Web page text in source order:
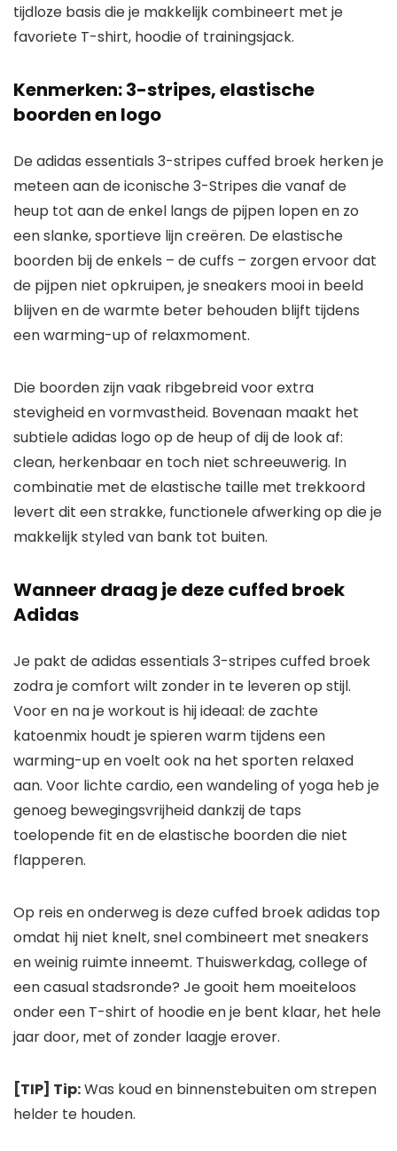
tijdloze basis die je makkelijk combineert met je
favoriete T-shirt, hoodie of trainingsjack.
Kenmerken: 3-stripes, elastische
boorden en logo
De adidas essentials 3-stripes cuffed broek herken je
meteen aan de iconische 3-Stripes die vanaf de
heup tot aan de enkel langs de pijpen lopen en zo
een slanke, sportieve lijn creëren. De elastische
boorden bij de enkels – de cuffs – zorgen ervoor dat
de pijpen niet opkruipen, je sneakers mooi in beeld
blijven en de warmte beter behouden blijft tijdens
een warming-up of relaxmoment.
Die boorden zijn vaak ribgebreid voor extra
stevigheid en vormvastheid. Bovenaan maakt het
subtiele adidas logo op de heup of dij de look af:
clean, herkenbaar en toch niet schreeuwerig. In
combinatie met de elastische taille met trekkoord
levert dit een strakke, functionele afwerking op die je
makkelijk styled van bank tot buiten.
Wanneer draag je deze cuffed broek
Adidas
Je pakt de adidas essentials 3-stripes cuffed broek
zodra je comfort wilt zonder in te leveren op stijl.
Voor en na je workout is hij ideaal: de zachte
katoenmix houdt je spieren warm tijdens een
warming-up en voelt ook na het sporten relaxed
aan. Voor lichte cardio, een wandeling of yoga heb je
genoeg bewegingsvrijheid dankzij de taps
toelopende fit en de elastische boorden die niet
flapperen.
Op reis en onderweg is deze cuffed broek adidas top
omdat hij niet knelt, snel combineert met sneakers
en weinig ruimte inneemt. Thuiswerkdag, college of
een casual stadsronde? Je gooit hem moeiteloos
onder een T-shirt of hoodie en je bent klaar, het hele
jaar door, met of zonder laagje erover.
[TIP] Tip:Was koud en binnenstebuiten om strepen
helder te houden.